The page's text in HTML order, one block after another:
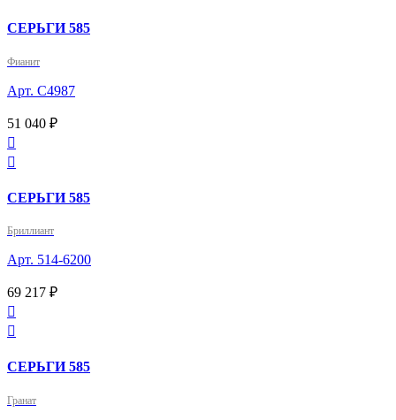
СЕРЬГИ 585
Фианит
Арт. С4987
51 040 ₽


СЕРЬГИ 585
Бриллиант
Арт. 514-6200
69 217 ₽


СЕРЬГИ 585
Гранат